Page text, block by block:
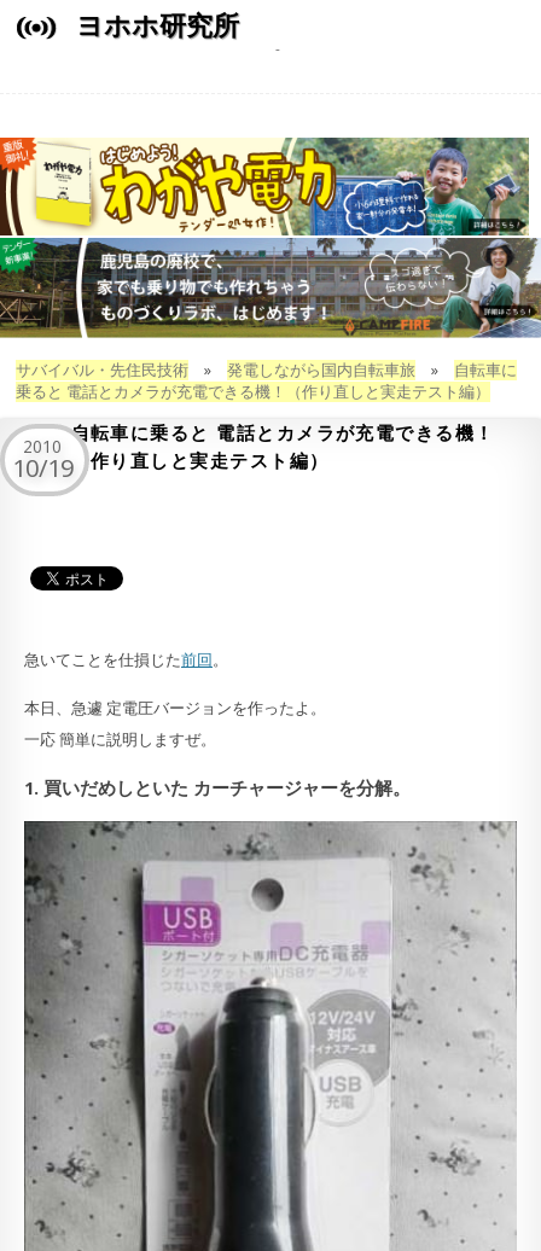
ヨホホ研究所
サバイバル・先住民技術» 発電しながら国内自転車旅 » 自転車に
乗ると 電話とカメラが充電できる機！（作り直しと実走テスト編）
自転車に乗ると 電話とカメラが充電できる機！
（作り直しと実走テスト編）
2010
10/19
急いてことを仕損じた前回。
本日、急遽 定電圧バージョンを作ったよ。
一応 簡単に説明しますぜ。
1. 買いだめしといた カーチャージャーを分解。